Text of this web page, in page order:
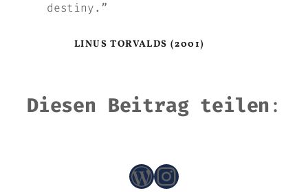
destiny.”
LINUS TORVALDS (2001)
Diesen Beitrag teilen :
WordPress Instagram